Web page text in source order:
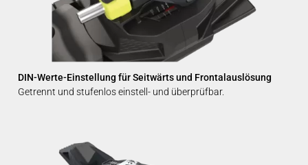
DIN-Werte-Einstellung für Seitwärts und Frontalauslösung
Getrennt und stufenlos einstell- und überprüfbar.